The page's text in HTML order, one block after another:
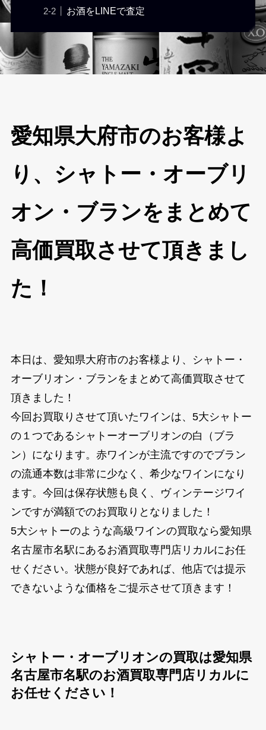
お酒をLINEで査定
愛知県大府市のお客様よ
り、シャトー・オーブリ
オン・ブランをまとめて
高価買取させて頂きまし
た！
本日は、愛知県大府市のお客様より、シャトー・
オーブリオン・ブランをまとめて高価買取させて
頂きました！
今回お買取りさせて頂いたワインは、5大シャトー
の１つであるシャトーオーブリオンの白（ブラ
ン）になります。赤ワインが主流ですのでブラン
の流通本数は非常に少なく、希少なワインになり
ます。今回は保存状態も良く、ヴィンテージワイ
ンですが満額でのお買取りとなりました！
5大シャトーのような高級ワインの買取なら愛知県
名古屋市名駅にあるお酒買取専門店リカルにお任
せください。状態が良好であれば、他店では提示
できないような価格をご提示させて頂きます！
シャトー・オーブリオンの買取は愛知県
名古屋市名駅のお酒買取専門店リカルに
お任せください！